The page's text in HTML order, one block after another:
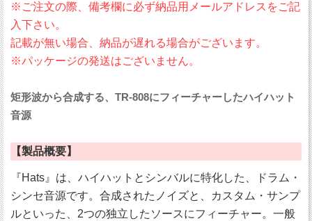
※ご注文の際、備考欄に必ず納品用メールアドレスをご記
入下さい。
記載が無い場合、納品が遅れる場合がございます。
※パッケージの発送はございません。
矩形波から合成する、TR-808にフィーチャーしたハイハット
音源
【製品概要】
『Hats』は、ハイハットとシンバルに特化した、ドラム・
シンセ音源です。合成されたノイズと、カスタム・サンプ
ルといった、2つの独立したソースにフィーチャー。一般